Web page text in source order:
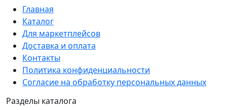
Главная
Каталог
Для маркетплейсов
Доставка и оплата
Контакты
Политика конфиденциальности
Согласие на обработку персональных данных
Разделы каталога